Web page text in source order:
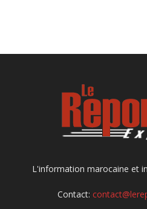
L'information marocaine et
Contact: